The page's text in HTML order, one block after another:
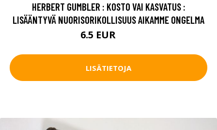
HERBERT GUMBLER : KOSTO VAI KASVATUS :
LISÄÄNTYVÄ NUORISORIKOLLISUUS AIKAMME ONGELMA
6.5 EUR
LISÄTIETOJA